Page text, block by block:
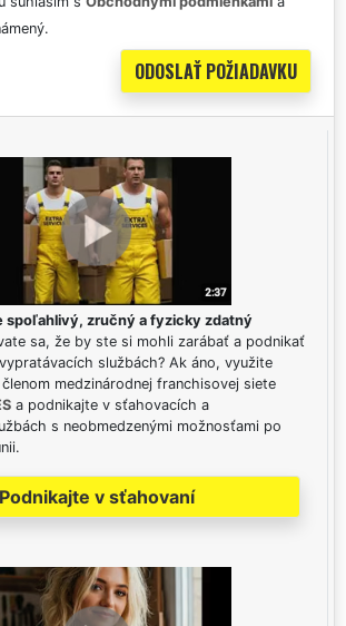
spoľahlivý, zručný a fyzicky zdatný
sa, že by ste si mohli zarábať a podnikať
službách? Ak áno, využite
medzinárodnej franchisovej siete
a podnikajte v sťahovacích a
s neobmedzenými možnosťami po
Podnikajte v sťahovaní